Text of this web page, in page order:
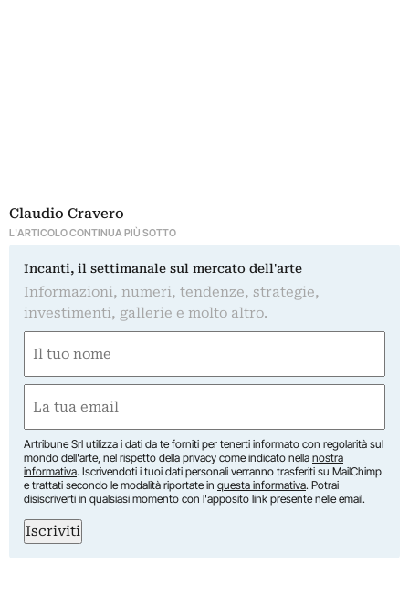
Claudio Cravero
L'ARTICOLO CONTINUA PIÙ SOTTO
Incanti, il settimanale sul mercato dell'arte
Informazioni, numeri, tendenze, strategie,
investimenti, gallerie e molto altro.
(Obbligatorio)
(Obbligatorio)
Artribune Srl utilizza i dati da te forniti per tenerti informato con regolarità sul
mondo dell'arte, nel rispetto della privacy come indicato nella nostra
informativa. Iscrivendoti i tuoi dati personali verranno trasferiti su MailChimp
e trattati secondo le modalità riportate in questa informativa. Potrai
disiscriverti in qualsiasi momento con l'apposito link presente nelle email.
Iscriviti